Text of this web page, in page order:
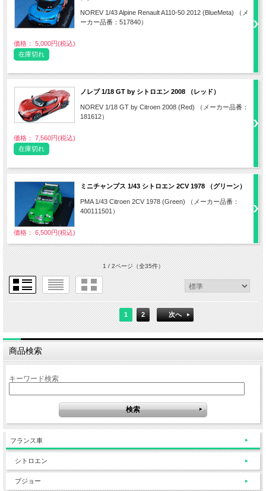
NOREV 1/43 Alpine Renault A110-50 2012 (BlueMeta) （メ
ーカー品番：517840）
価格： 5,000円(税込)
在庫切れ
ノレブ 1/18 GT by シトロエン 2008 （レッド）
NOREV 1/18 GT by Citroen 2008 (Red) （メーカー品番：
181612）
価格： 7,560円(税込)
在庫切れ
ミニチャンプス 1/43 シトロエン 2CV 1978 （グリーン）
PMA 1/43 Citroen 2CV 1978 (Green) （メーカー品番：
400111501）
価格： 6,500円(税込)
1 / 2ページ（全35件）
1 2 次へ
商品検索
キーワード検索
フランス車
シトロエン
プジョー